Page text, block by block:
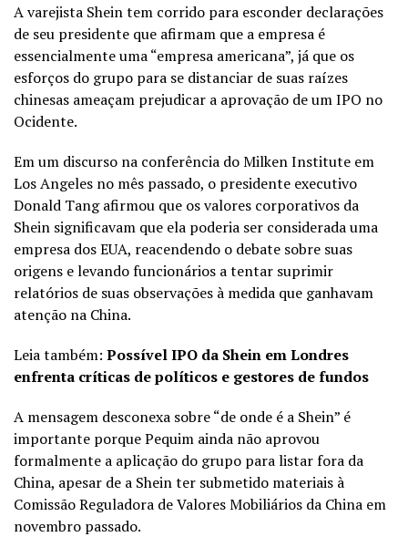
A varejista Shein tem corrido para esconder declarações
de seu presidente que afirmam que a empresa é
essencialmente uma “empresa americana”, já que os
esforços do grupo para se distanciar de suas raízes
chinesas ameaçam prejudicar a aprovação de um IPO no
Ocidente.
Em um discurso na conferência do Milken Institute em
Los Angeles no mês passado, o presidente executivo
Donald Tang afirmou que os valores corporativos da
Shein significavam que ela poderia ser considerada uma
empresa dos EUA, reacendendo o debate sobre suas
origens e levando funcionários a tentar suprimir
relatórios de suas observações à medida que ganhavam
atenção na China.
Leia também: Possível IPO da Shein em Londres
enfrenta críticas de políticos e gestores de fundos
A mensagem desconexa sobre “de onde é a Shein” é
importante porque Pequim ainda não aprovou
formalmente a aplicação do grupo para listar fora da
China, apesar de a Shein ter submetido materiais à
Comissão Reguladora de Valores Mobiliários da China em
novembro passado.